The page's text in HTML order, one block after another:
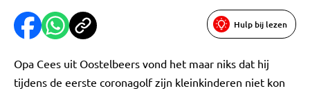
Hulp bij lezen
Opa Cees uit Oostelbeers vond het maar niks dat hij
tijdens de eerste coronagolf zijn kleinkinderen niet kon